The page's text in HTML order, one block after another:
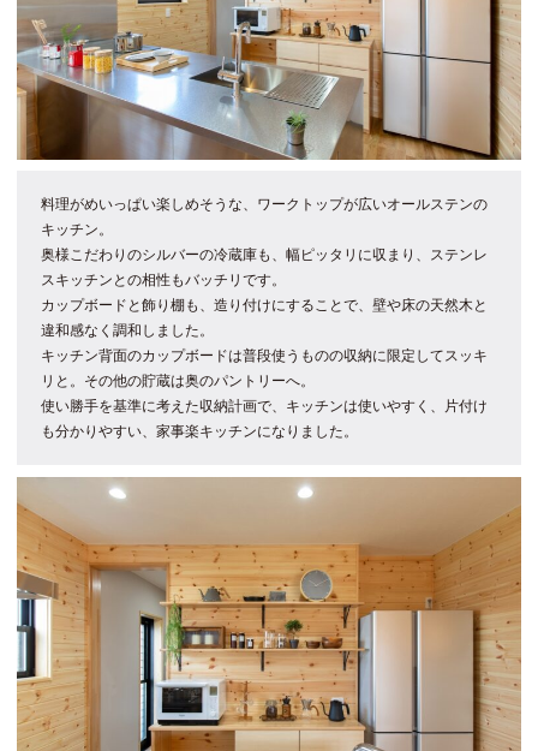
料理がめいっぱい楽しめそうな、ワークトップが広いオールステンの
キッチン。
奥様こだわりのシルバーの冷蔵庫も、幅ピッタリに収まり、ステンレ
スキッチンとの相性もバッチリです。
カップボードと飾り棚も、造り付けにすることで、壁や床の天然木と
違和感なく調和しました。
キッチン背面のカップボードは普段使うものの収納に限定してスッキ
リと。その他の貯蔵は奥のパントリーへ。
使い勝手を基準に考えた収納計画で、キッチンは使いやすく、片付け
も分かりやすい、家事楽キッチンになりました。